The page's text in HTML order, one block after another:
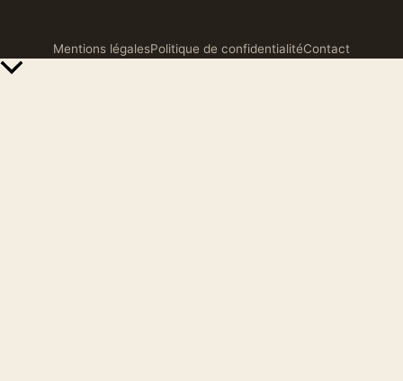
Mentions légalesPolitique de confidentialitéContact